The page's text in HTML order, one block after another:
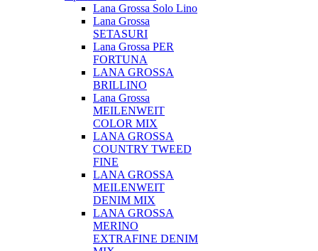
Lana Grossa Solo Lino
Lana Grossa
SETASURI
Lana Grossa PER
FORTUNA
LANA GROSSA
BRILLINO
Lana Grossa
MEILENWEIT
COLOR MIX
LANA GROSSA
COUNTRY TWEED
FINE
LANA GROSSA
MEILENWEIT
DENIM MIX
LANA GROSSA
MERINO
EXTRAFINE DENIM